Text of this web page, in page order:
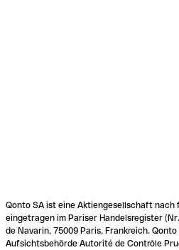
Qonto SA ist eine Aktiengesellschaft nach
eingetragen im Pariser Handelsregister
de Navarin, 75009 Paris, Frankreich.
Aufsichtsbehörde Autorité de Contrôle